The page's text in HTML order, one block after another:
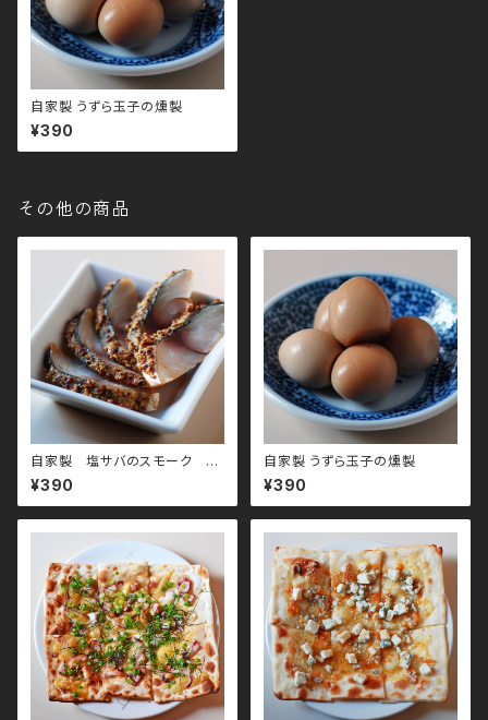
自家製 うずら玉子の燻製
¥390
その他の商品
自家製 塩サバのスモーク マ
スタード少々
¥390
自家製 うずら玉子の燻製
¥390